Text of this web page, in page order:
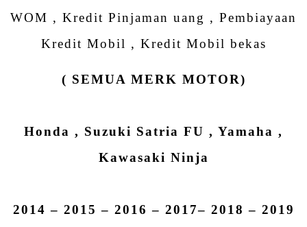
WOM , Kredit Pinjaman uang , Pembiayaan
Kredit Mobil , Kredit Mobil bekas
( SEMUA MERK MOTOR)
Honda , Suzuki Satria FU , Yamaha ,
Kawasaki Ninja
2014 – 2015 – 2016 – 2017– 2018 – 2019